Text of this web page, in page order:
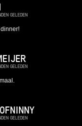
GELEDEN
GELEDEN
GELEDEN